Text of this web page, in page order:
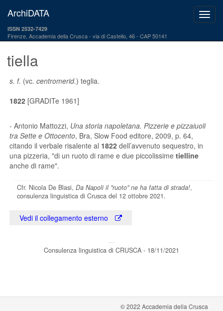
ArchiDATA
ISSN 2532-7429
Firenze, Accademia della Crusca via di Castello, 46 - CAP 50141
tiella
s. f. (vc. centromerid.) teglia.
1822[GRADITe 1961]
- Antonio Mattozzi, Una storia napoletana. Pizzerie e pizzaiuoli
tra Sette e Ottocento, Bra, Slow Food editore, 2009, p. 64,
citando il verbale risalente al 1822dell’avvenuto sequestro, in
una pizzeria, "di un ruoto di rame e due piccolissime tielline
anche di rame".
Cfr. Nicola De Blasi, Da Napoli il "ruoto" ne ha fatta di strada!,
consulenza linguistica di Crusca del 12 ottobre 2021.
Vedi il collegamento esterno
---
Consulenza linguistica di CRUSCA - 18/11/2021
© 2022 Accademia della Crusca